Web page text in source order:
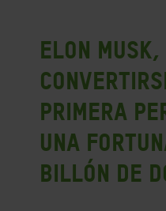
Elon
primera
una
billón de